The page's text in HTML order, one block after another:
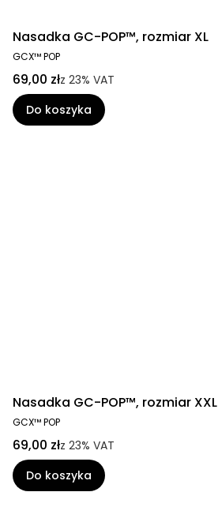
Nasadka GC-POP™, rozmiar XL
GCX™ POP
69,00 złz 23% VAT
Do koszyka
Nasadka GC-POP™, rozmiar XXL
GCX™ POP
69,00 złz 23% VAT
Do koszyka